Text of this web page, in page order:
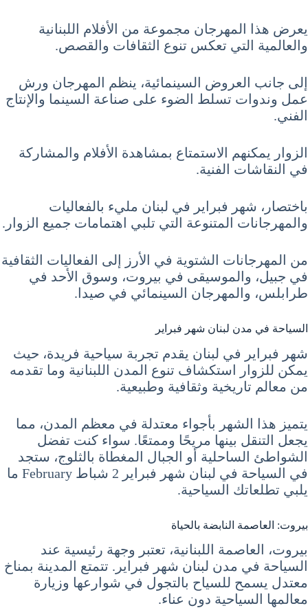
يعرض هذا المهرجان مجموعة من الأفلام اللبنانية
والعالمية التي تعكس تنوع الثقافات والقصص.
إلى جانب العروض السينمائية، ينظم المهرجان ورش
عمل وندوات تسلط الضوء على صناعة السينما والإنتاج
الفني.
الزوار يمكنهم الاستمتاع بمشاهدة الأفلام والمشاركة
في النقاشات الفنية.
باختصار، شهر فبراير في لبنان مليء بالفعاليات
والمهرجانات المتنوعة التي تلبي اهتمامات جميع الزوار.
من المهرجانات الشتوية في الأرز إلى الفعاليات الثقافية
في جبيل، والموسيقى في بيروت، وسوق الأحد في
طرابلس، والمهرجان السينمائي في صيدا.
السياحة في مدن لبنان شهر فبراير
شهر فبراير في لبنان يقدم تجربة سياحية فريدة، حيث
يمكن للزوار استكشاف تنوع المدن اللبنانية وما تقدمه
من معالم تاريخية وثقافية وطبيعية.
يتميز هذا الشهر بأجواء معتدلة في معظم المدن، مما
يجعل التنقل بينها مريحًا وممتعًا. سواء كنت تفضل
الشواطئ الساحلية أو الجبال المغطاة بالثلوج، ستجد
في السياحة في لبنان شهر فبراير 2 شباط February ما
يلبي تطلعاتك السياحية.
بيروت: العاصمة النابضة بالحياة
بيروت، العاصمة اللبنانية، تعتبر وجهة رئيسية عند
السياحة في مدن لبنان شهر فبراير. تتمتع المدينة بمناخ
معتدل يسمح للسياح بالتجول في شوارعها وزيارة
معالمها السياحية دون عناء.